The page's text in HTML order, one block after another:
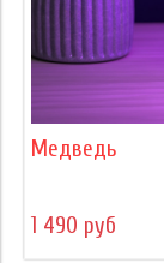
Медведь
1 490 руб